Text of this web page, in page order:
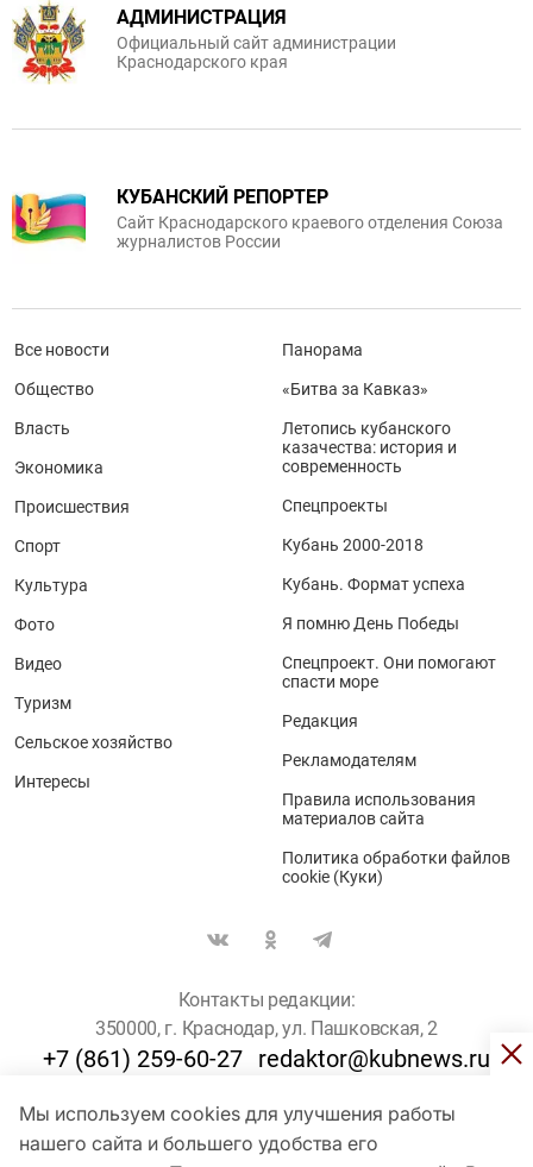
Мы используем cookies для улучшения работы
нашего сайта и большего удобства его
АДМИНИСТРАЦИЯ
Официальный сайт администрации
Краснодарского края
КУБАНСКИЙ РЕПОРТЕР
Сайт Краснодарского краевого отделения Союза
журналистов России
Все новости
Общество
Власть
Экономика
Происшествия
Спорт
Культура
Фото
Видео
Туризм
Сельское хозяйство
Интересы
Панорама
«Битва за Кавказ»
Летопись кубанского
казачества: история и
современность
Спецпроекты
Кубань 2000-2018
Кубань. Формат успеха
Я помню День Победы
Спецпроект. Они помогают
спасти море
Редакция
Рекламодателям
Правила использования
материалов сайта
Политика обработки файлов
cookie (Куки)
Контакты редакции:
350000, г. Краснодар, ул. Пашковская, 2
+7 (861) 259-60-27 redaktor@kubnews.ru
Для пользователей старше 16 лет